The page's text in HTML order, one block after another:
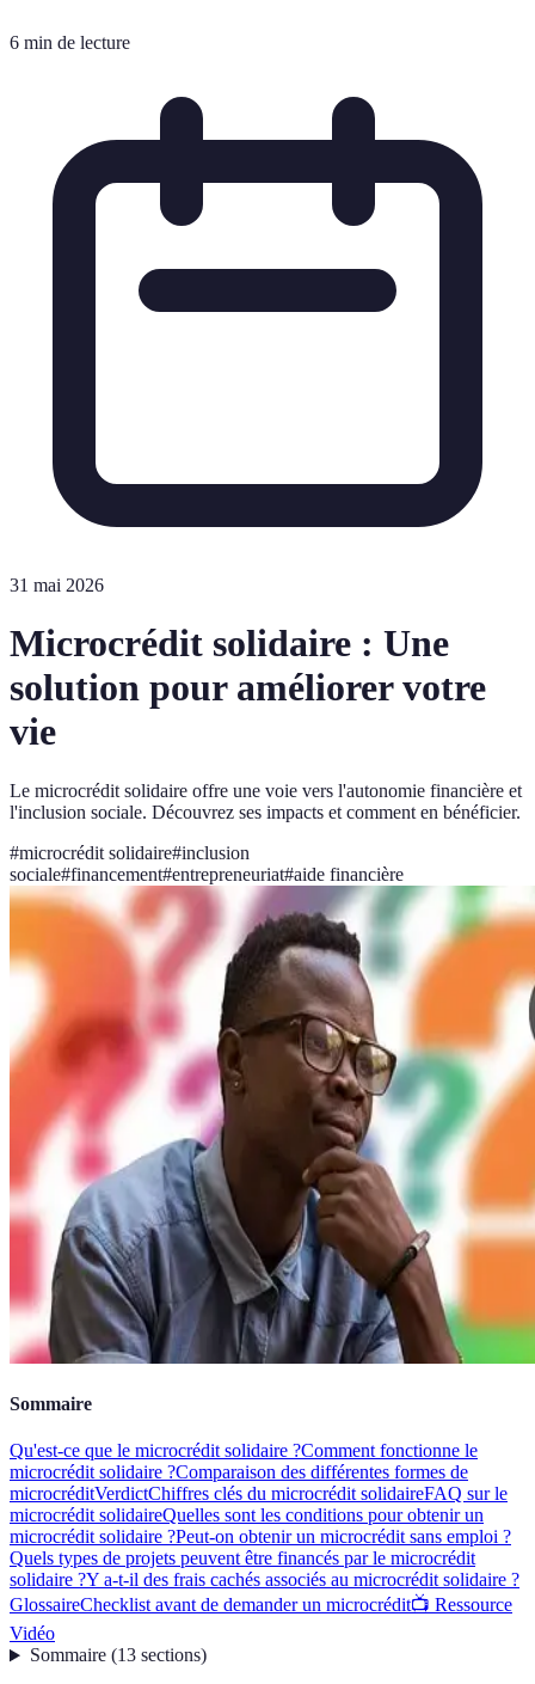
6 min de lecture
31 mai 2026
Microcrédit solidaire : Une
solution pour améliorer votre
vie
Le microcrédit solidaire offre une voie vers l'autonomie financière et
l'inclusion sociale. Découvrez ses impacts et comment en bénéficier.
#microcrédit solidaire#inclusion
sociale#financement#entrepreneuriat#aide financière
Sommaire
Qu'est-ce que le microcrédit solidaire ?Comment fonctionne le
microcrédit solidaire ?Comparaison des différentes formes de
microcréditVerdictChiffres clés du microcrédit solidaireFAQ sur le
microcrédit solidaireQuelles sont les conditions pour obtenir un
microcrédit solidaire ?Peut-on obtenir un microcrédit sans emploi ?
Quels types de projets peuvent être financés par le microcrédit
solidaire ?Y a-t-il des frais cachés associés au microcrédit solidaire ?
GlossaireChecklist avant de demander un microcrédit📺 Ressource
Vidéo
Sommaire(13 sections)